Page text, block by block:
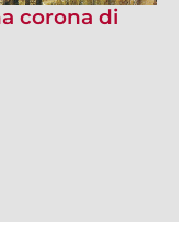
corona di